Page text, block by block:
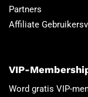
Partners
Affiliate
VIP-
Word gratis VIP-